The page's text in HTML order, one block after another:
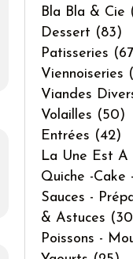
Bla Bla & Cie
Dessert (83)
Patisseries
Viennoiseries
Viandes
Volailles (50)
Entrées (42)
La Une Est A
Quiche -cake
Sauces -
& Astuces
Poissons -